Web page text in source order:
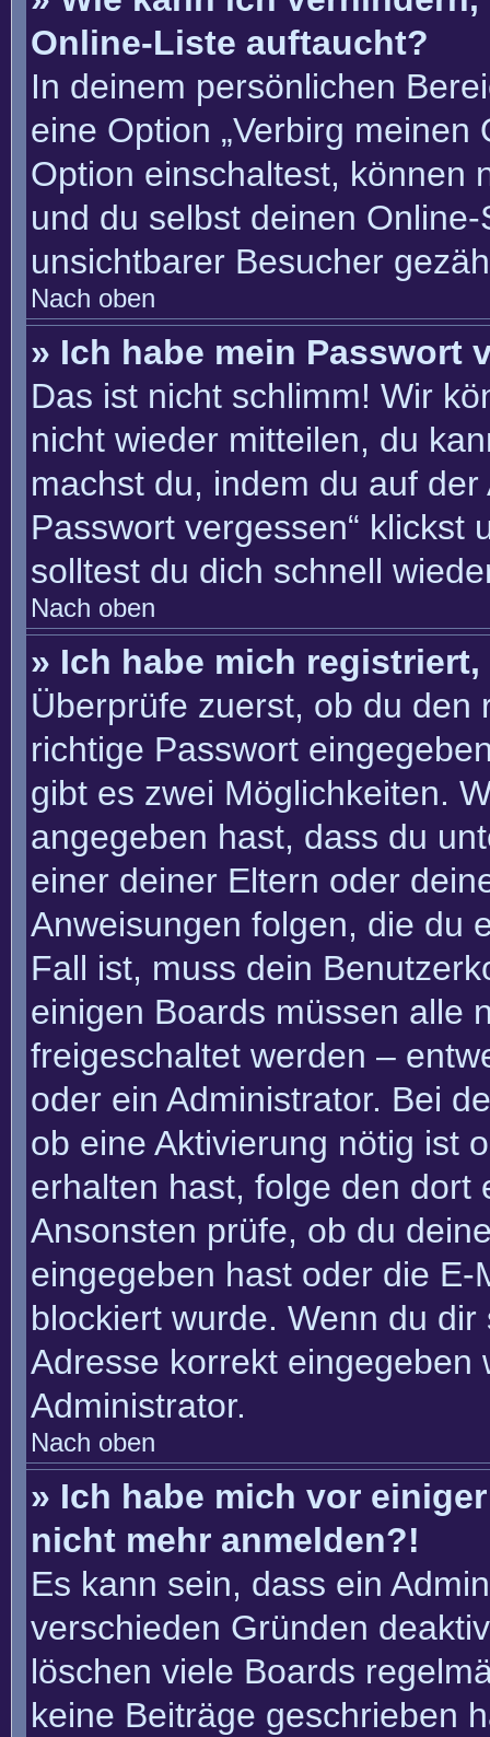
Online-Liste auftaucht?
In deinem persönlichen
eine Option „Verbirg meinen
Option einschaltest, können
und du selbst deinen
unsichtbarer Besucher
Nach oben
» Ich habe mein Passwort
Das ist nicht schlimm! Wir
nicht wieder mitteilen, du
machst du, indem du auf
Passwort vergessen“ klickst
solltest du dich schnell
Nach oben
» Ich habe mich
Überprüfe zuerst, ob du den
richtige Passwort
gibt es zwei Möglichkeiten.
angegeben hast, dass du
einer deiner Eltern oder
Anweisungen folgen, die du
Fall ist, muss dein
einigen Boards müssen alle
freigeschaltet werden –
oder ein Administrator. Bei
ob eine Aktivierung nötig ist
erhalten hast, folge den dort
Ansonsten prüfe, ob du
eingegeben hast oder die
blockiert wurde. Wenn du
Adresse korrekt
Administrator.
Nach oben
» Ich habe mich vor
nicht mehr anmelden?!
Es kann sein, dass ein
verschieden Gründen
löschen viele Boards
keine Beiträge geschrieben